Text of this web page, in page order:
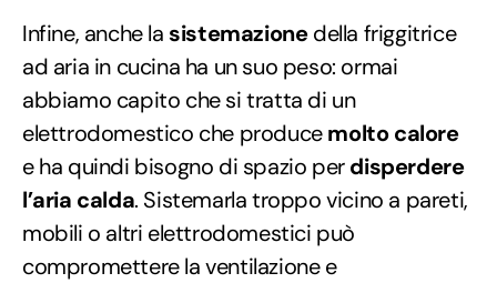
Infine, anche la sistemazionedella friggitrice
ad aria in cucina ha un suo peso: ormai
abbiamo capito che si tratta di un
elettrodomestico che producemolto calore
e ha quindi bisogno di spazio perdisperdere
l’aria calda. Sistemarla troppo vicino a pareti,
mobili o altri elettrodomestici può
compromettere la ventilazione e